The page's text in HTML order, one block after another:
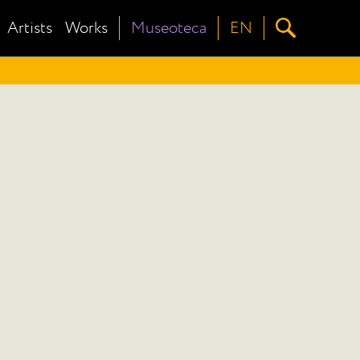
Artists Works Museoteca EN